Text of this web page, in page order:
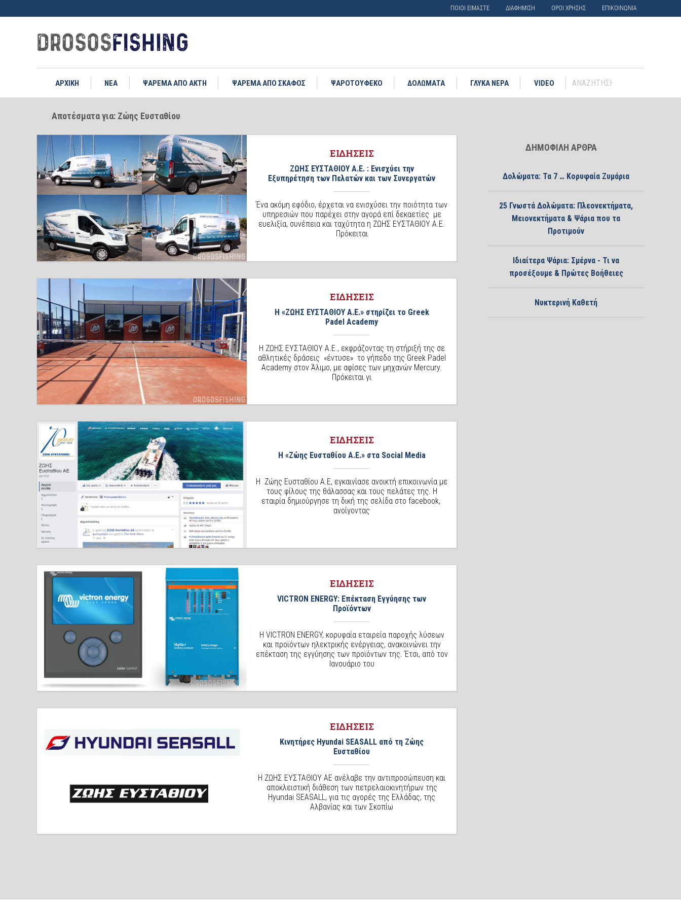
ΠΟΙΟΙ ΕΙΜΑΣΤΕ ΔΙΑΦΗΜΙΣΗ ΟΡΟΙ ΧΡΗΣΗΣ ΕΠΙΚΟΙΝΩΝΙΑ
ΑΡΧΙΚΗ ΝΕΑ ΨΑΡΕΜΑ ΑΠΟ ΑΚΤΗ ΨΑΡΕΜΑ ΑΠΟ ΣΚΑΦΟΣ ΨΑΡΟΤΟΥΦΕΚΟ ΔΟΛΩΜΑΤΑ ΓΛΥΚΑ ΝΕΡΑ VIDEO
Αποτέσματα για: Ζώης Ευσταθίου
ΕΙΔΗΣΕΙΣ
ΖΩΗΣ ΕΥΣΤΑΘΙΟΥ Α.Ε. : Ενισχύει την
Εξυπηρέτηση των Πελατών και των Συνεργατών
Ένα ακόμη εφόδιο, έρχεται να ενισχύσει την ποιότητα των
υπηρεσιών που παρέχει στην αγορά επί δεκαετίες με
ευελιξία, συνέπεια και ταχύτητα η ΖΩΗΣ ΕΥΣΤΑΘΙΟΥ A.E.
Πρόκειται
ΕΙΔΗΣΕΙΣ
Η «ΖΩΗΣ ΕΥΣΤΑΘΙΟΥ Α.Ε.» στηρίζει το Greek
Padel Academy
Η ΖΩΗΣ ΕΥΣΤΑΘΙΟΥ Α.Ε., εκφράζοντας τη στήριξή της σε
αθλητικές δράσεις «έντυσε» το γήπεδο της Greek Padel
Academy στον Άλιμο, με αφίσες των μηχανών Mercury.
Πρόκειται γι
ΕΙΔΗΣΕΙΣ
Η «Ζώης Ευσταθίου Α.Ε.» στα Social Media
H Ζώης Ευσταθίου Α.Ε, εγκαινίασε ανοικτή επικοινωνία με
τους φίλους της θάλασσας και τους πελάτες της. Η
εταιρία δημιούργησε τη δική της σελίδα στο facebook,
ανοίγοντας
ΕΙΔΗΣΕΙΣ
VICTRON ENERGY: Επέκταση Εγγύησης των
Προϊόντων
Η VICTRON ENERGY, κορυφαία εταιρεία παροχής λύσεων
και προϊόντων ηλεκτρικής ενέργειας, ανακοινώνει την
επέκταση της εγγύησης των προϊόντων της. Έτσι, από τον
Ιανουάριο του
ΕΙΔΗΣΕΙΣ
Κινητήρες Hyundai SEASALL από τη Ζώης
Ευσταθίου
H ΖΩΗΣ ΕΥΣΤΑΘΙΟΥ ΑΕ ανέλαβε την αντιπροσώπευση και
αποκλειστική διάθεση των πετρελαιοκινητήρων της
Hyundai SEASALL, για τις αγορές της Ελλάδας, της
Αλβανίας και των Σκοπίω
ΔΗΜΟΦΙΛΗ ΑΡΘΡΑ
Δολώματα: Τα 7 … Κορυφαία Ζυμάρια
25 Γνωστά Δολώματα: Πλεονεκτήματα,
Μειονεκτήματα & Ψάρια που τα
Προτιμούν
Ιδιαίτερα Ψάρια: Σμέρνα - Τι να
προσέξουμε & Πρώτες Βοήθειες
Νυκτερινή Καθετή